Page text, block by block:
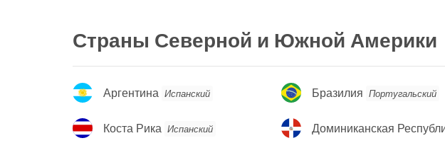
Страны Северной и Южной Америки
Аргентина
Аргентина Испанский Бразилия
Бразилия Португальский
Коста
Коста Рика Испанский
Доминиканская